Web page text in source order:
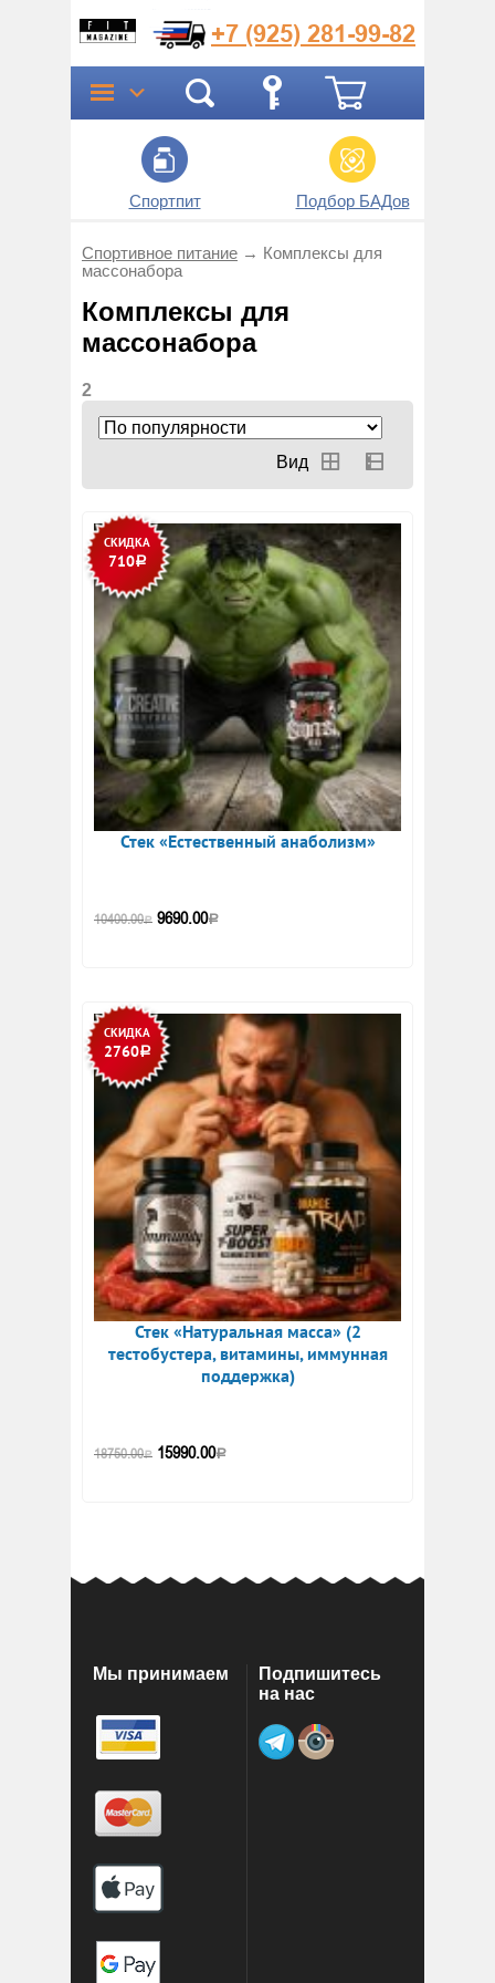
+7 (925) 281-99-82
Спортпит Подбор БАДов
Спортивное питание → Комплексы для
массонабора
Комплексы для
массонабора
2
СКИДКА
710Р
Стек «Естественный анаболизм»
10400.00Р 9690.00Р
СКИДКА
2760Р
Стек «Натуральная масса» (2
тестобустера, витамины, иммунная
поддержка)
18750.00Р 15990.00Р
Мы принимаем
Подпишитесь
на нас